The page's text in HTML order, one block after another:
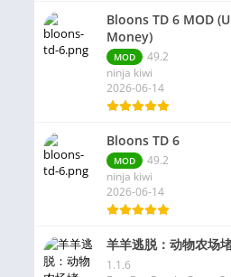
Bloons TD 6 MOD
Money)
MOD
49.2
ninja kiwi
2026-06-14
Bloons TD 6
MOD
49.2
ninja kiwi
2026-06-14
羊羊逃脱：动物农场
1.1.6